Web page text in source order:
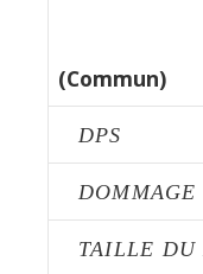
(Commun)
DPS
DOMMAGE
TAILLE DU